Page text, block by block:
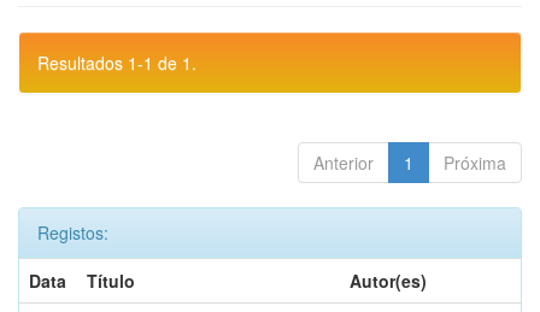
Resultados 1-1 de 1.
Anterior 1 Próxima
Registos:
Data
Título
Autor(es)